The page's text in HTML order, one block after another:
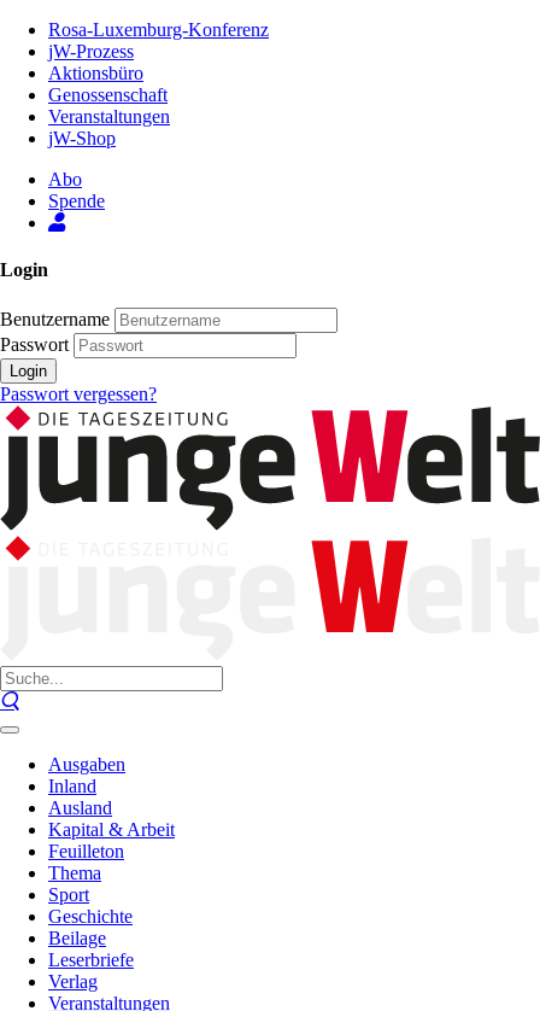
Inhalt
Seite
Rosa-Luxemburg-Konferenz
jW-Prozess
Aktionsbüro
Genossenschaft
Veranstaltungen
jW-Shop
Abo
Spende
Login
Benutzername
Passwort
Login
Passwort vergessen?
Ausgaben
Inland
Ausland
Kapital & Arbeit
Feuilleton
Thema
Sport
Geschichte
Beilage
Leserbriefe
Verlag
Veranstaltungen